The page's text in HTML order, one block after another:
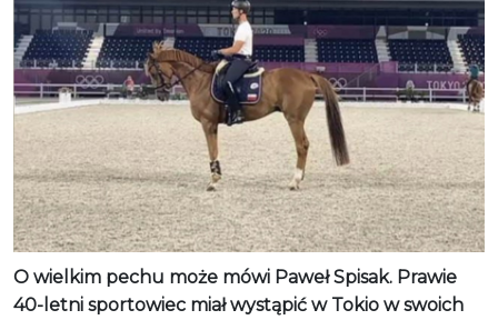
O wielkim pechu może mówi Paweł Spisak. Prawie
40-letni sportowiec miał wystąpić w Tokio w swoich